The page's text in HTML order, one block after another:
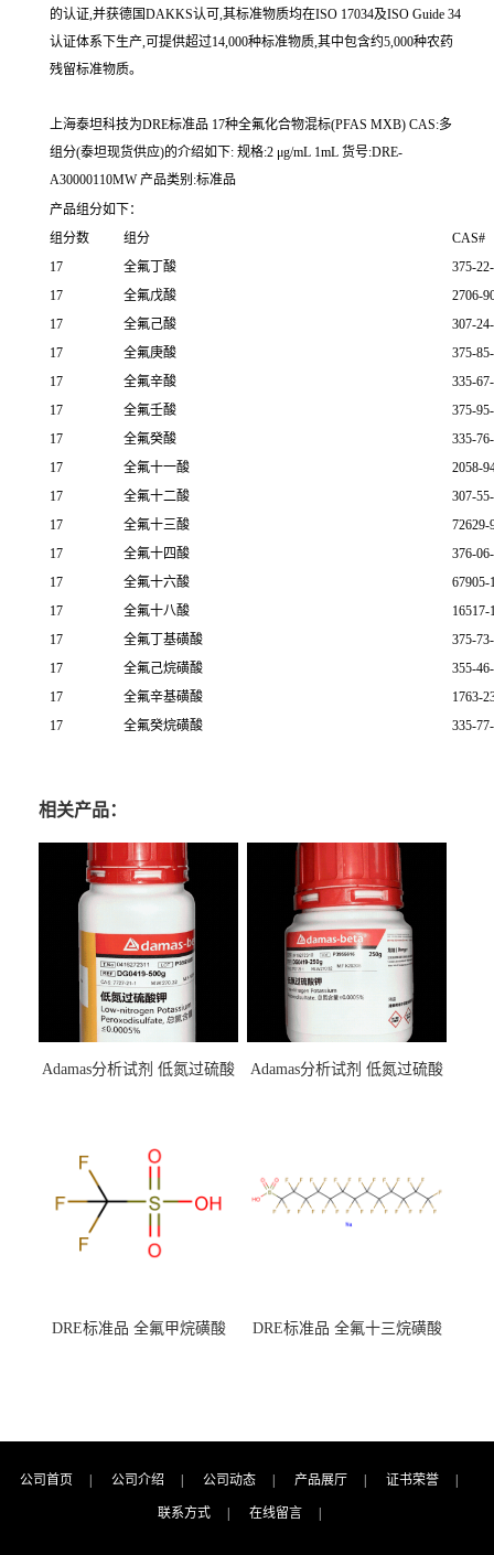
的认证,并获德国DAKKS认可,其标准物质均在ISO 17034及ISO Guide 34
认证体系下生产,可提供超过14,000种标准物质,其中包含约5,000种农药
残留标准物质。
上海泰坦科技为DRE标准品 17种全氟化合物混标(PFAS MXB) CAS:多
组分(泰坦现货供应)的介绍如下: 规格:2 μg/mL 1mL 货号:DRE-
A30000110MW 产品类别:标准品
产品组分如下：
组分数
组分
CAS#
17
全氟丁酸
375-
17
全氟戊酸
2706-
17
全氟己酸
307-
17
全氟庚酸
375-
17
全氟辛酸
335-
17
全氟壬酸
375-
17
全氟癸酸
335-
17
全氟十一酸
2058-
17
全氟十二酸
307-
17
全氟十三酸
72629-
17
全氟十四酸
376-
17
全氟十六酸
67905-
17
全氟十八酸
16517-
17
全氟丁基磺酸
375-
17
全氟己烷磺酸
355-
17
全氟辛基磺酸
1763-
17
全氟癸烷磺酸 335-
相关产品：
Adamas分析试剂 低氮过硫酸
（泰坦现货供应）
Adamas分析试剂 低氮过硫酸
DRE标准品 全氟甲烷磺酸
DRE标准品 全氟十三烷磺酸
公司首页 公司介绍 公司动态 产品展厅 证书荣誉
联系方式 在线留言